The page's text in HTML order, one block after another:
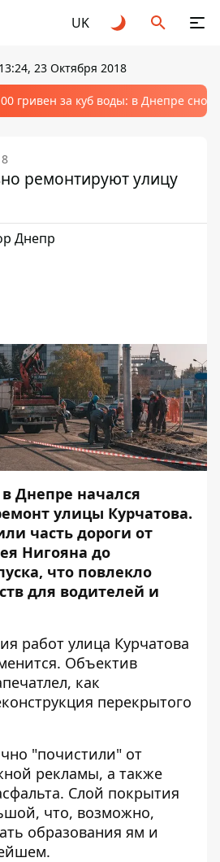
UK
13:24, 23 Октября 2018
гривен за куб воды: в Днепре
ремонтируют улицу
Днепр
Днепре начался
улицы Курчатова.
часть дороги от
Нигояна до
что повлекло
для водителей и
работ улица Курчатова
. Объектив
как
перекрытого
"почистили" от
рекламы, а также
Слой покрытия
что, возможно,
образования ям и